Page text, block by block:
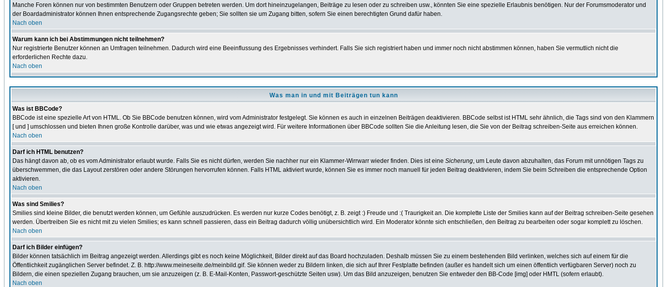
Manche Foren können nur von bestimmten Benutzern oder Gruppen betreten werden. Um dort hineinzugelangen, Beiträge zu lesen oder zu schreiben usw., könnten Sie eine spezielle Erlaubnis benötigen. Nur der Forumsmoderator und
der Boardadministrator können Ihnen entsprechende Zugangsrechte geben; Sie sollten sie um Zugang bitten, sofern Sie einen berechtigten Grund dafür haben.
Nach oben
Warum kann ich bei Abstimmungen nicht teilnehmen?
Nur registrierte Benutzer können an Umfragen teilnehmen. Dadurch wird eine Beeinflussung des Ergebnisses verhindert. Falls Sie sich registriert haben und immer noch nicht abstimmen können, haben Sie vermutlich nicht die
erforderlichen Rechte dazu.
Nach oben
Was man in und mit Beiträgen tun kann
Was ist BBCode?
BBCode ist eine spezielle Art von HTML. Ob Sie BBCode benutzen können, wird vom Administrator festgelegt. Sie können es auch in einzelnen Beiträgen deaktivieren. BBCode selbst ist HTML sehr ähnlich, die Tags sind von den Klammern
[ und ] umschlossen und bieten Ihnen große Kontrolle darüber, was und wie etwas angezeigt wird. Für weitere Informationen über BBCode sollten Sie die Anleitung lesen, die Sie von der Beitrag schreiben-Seite aus erreichen können.
Nach oben
Darf ich HTML benutzen?
Das hängt davon ab, ob es vom Administrator erlaubt wurde. Falls Sie es nicht dürfen, werden Sie nachher nur ein Klammer-Wirrwarr wieder finden. Dies ist eine Sicherung, um Leute davon abzuhalten, das Forum mit unnötigen Tags zu
überschwemmen, die das Layout zerstören oder andere Störungen hervorrufen können. Falls HTML aktiviert wurde, können Sie es immer noch manuell für jeden Beitrag deaktivieren, indem Sie beim Schreiben die entsprechende Option
aktivieren.
Nach oben
Was sind Smilies?
Smilies sind kleine Bilder, die benutzt werden können, um Gefühle auszudrücken. Es werden nur kurze Codes benötigt, z. B. zeigt :) Freude und :( Traurigkeit an. Die komplette Liste der Smilies kann auf der Beitrag schreiben-Seite gesehen
werden. Übertreiben Sie es nicht mit zu vielen Smilies; es kann schnell passieren, dass ein Beitrag dadurch völlig unübersichtlich wird. Ein Moderator könnte sich entschließen, den Beitrag zu bearbeiten oder sogar komplett zu löschen.
Nach oben
Darf ich Bilder einfügen?
Bilder können tatsächlich im Beitrag angezeigt werden. Allerdings gibt es noch keine Möglichkeit, Bilder direkt auf das Board hochzuladen. Deshalb müssen Sie zu einem bestehenden Bild verlinken, welches sich auf einem für die
Öffentlichkeit zugänglichen Server befindet. Z. B. http://www.meineseite.de/meinbild.gif. Sie können weder zu Bildern linken, die sich auf Ihrer Festplatte befinden (außer es handelt sich um einen öffentlich verfügbaren Server) noch zu
Bildern, die einen speziellen Zugang brauchen, um sie anzuzeigen (z. B. E-Mail-Konten, Passwort-geschützte Seiten usw). Um das Bild anzuzeigen, benutzen Sie entweder den BB-Code [img] oder HMTL (sofern erlaubt).
Nach oben